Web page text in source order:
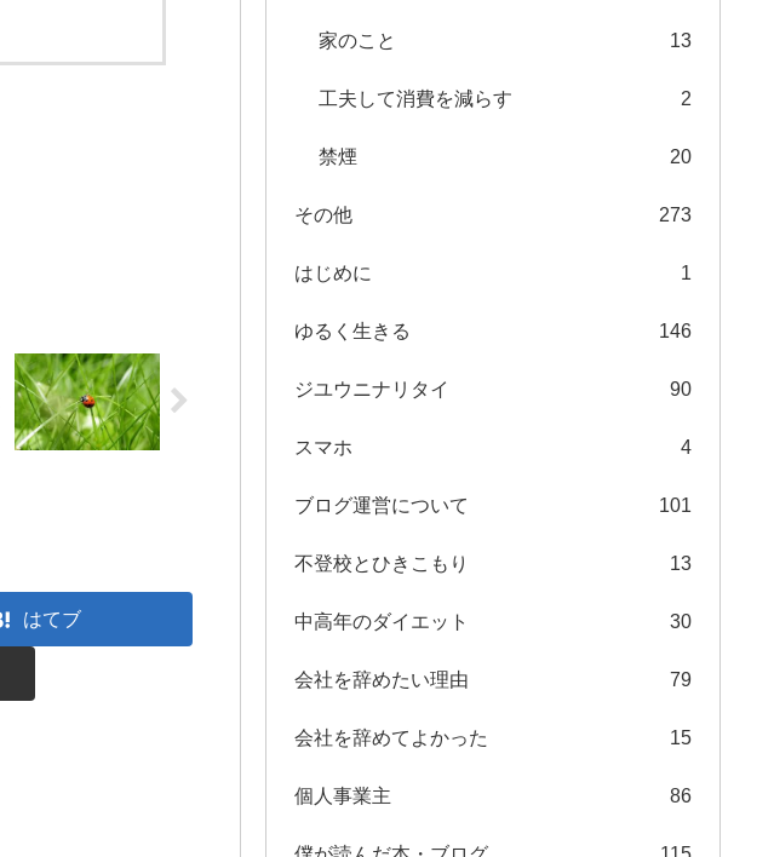
はてブ
家のこと 13
工夫して消費を減らす 2
禁煙 20
その他 273
はじめに 1
ゆるく生きる 146
ジユウニナリタイ 90
スマホ 4
ブログ運営について 101
不登校とひきこもり 13
中高年のダイエット 30
会社を辞めたい理由 79
会社を辞めてよかった 15
個人事業主 86